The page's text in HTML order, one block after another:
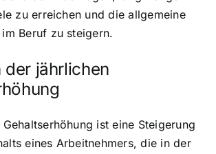
zu erreichen und die allgemeine
Beruf zu steigern.
der jährlichen
ist eine Steigerung
eines Arbeitnehmers, die in der